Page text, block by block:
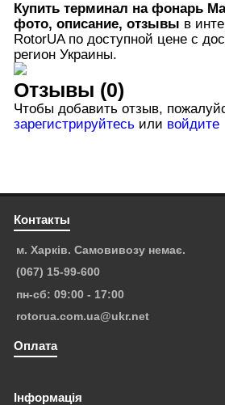
Купить терминал на фонарь
фото, описание, отзывы в
RotorUA по доступной цене с
регион Украины.
Отзывы (0)
Чтобы добавить отзыв,
зарегистрируйтесьили войдите
Контакты
м. Харків. Самовивозу немає.
(067) 15-99-600
пн-сб: 09:00 - 17:00
rotorua.com.ua@ukr.net
Оплата
Інформація